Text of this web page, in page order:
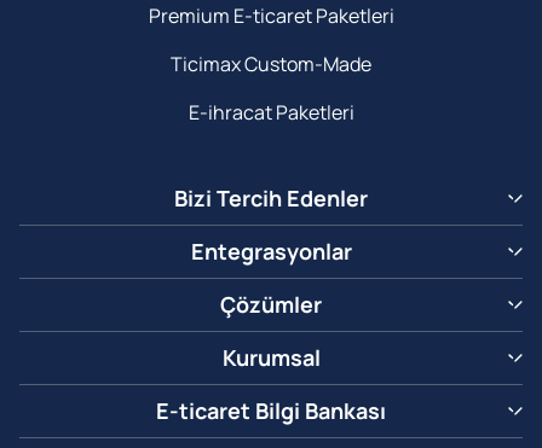
Premium E-ticaret Paketleri
Ticimax Custom-Made
E-ihracat Paketleri
Bizi Tercih Edenler
Entegrasyonlar
Çözümler
Kurumsal
E-ticaret Bilgi Bankası